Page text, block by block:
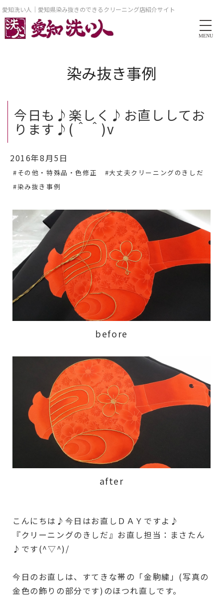
愛知洗い人｜愛知県染み抜きのできるクリーニング店紹介サイト
MENU
染み抜き事例
今日も♪楽しく♪お直ししてお
ります♪(＾＾)v
2016年8月5日
#その他・特殊品・色修正
#大丈夫クリーニングのきしだ
#染み抜き事例
before
after
こんにちは♪今日はお直しＤＡＹですよ♪
『クリーニングのきしだ』お直し担当：まさたん
♪です(^▽^)/
今日のお直しは、すてきな帯の「金駒繍」(写真の
金色の飾りの部分です)のほつれ直しです。